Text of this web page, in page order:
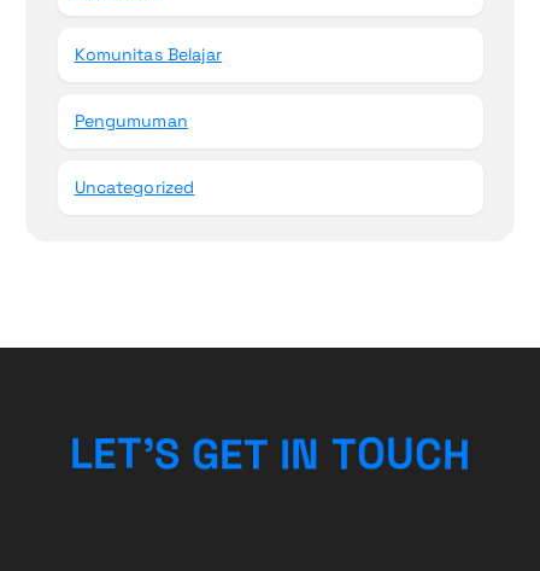
Komunitas Belajar
Pengumuman
Uncategorized
LET’S GET IN TOUCH